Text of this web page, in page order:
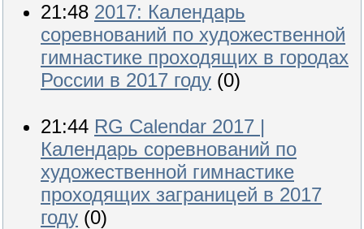
21:48 2017: Календарь
соревнований по художественной
гимнастике проходящих в городах
России в 2017 году (0)
21:44 RG Сalendar 2017 |
Календарь соревнований по
художественной гимнастике
проходящих заграницей в 2017
году (0)